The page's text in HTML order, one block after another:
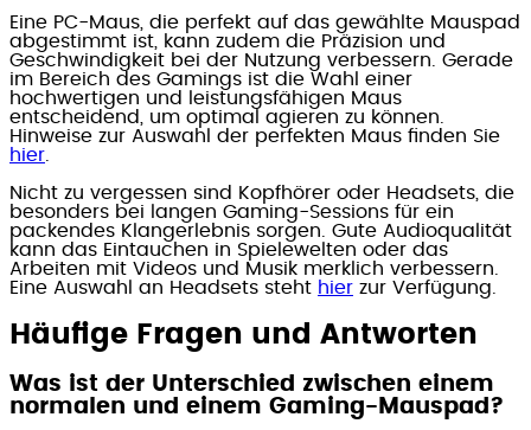
Eine PC-Maus, die perfekt auf das gewählte Mauspad
abgestimmt ist, kann zudem die Präzision und
Geschwindigkeit bei der Nutzung verbessern. Gerade
im Bereich des Gamings ist die Wahl einer
hochwertigen und leistungsfähigen Maus
entscheidend, um optimal agieren zu können.
Hinweise zur Auswahl der perfekten Maus finden Sie
hier
Nicht zu vergessen sind Kopfhörer oder Headsets, die
besonders bei langen Gaming-Sessions für ein
packendes Klangerlebnis sorgen. Gute Audioqualität
kann das Eintauchen in Spielewelten oder das
Arbeiten mit Videos und Musik merklich verbessern.
Eine Auswahl an Headsets steht hier zur Verfügung.
Häufige Fragen und Antworten
Was ist der Unterschied zwischen einem
normalen und einem Gaming-Mauspad?